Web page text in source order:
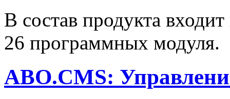
В состав продукта
26 программных модуля.
ABO.CMS: